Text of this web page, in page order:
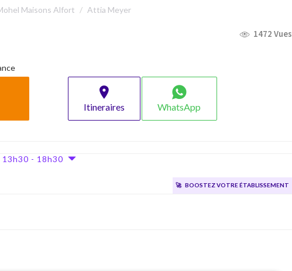
Maisons Alfort Attia Meyer
1472 Vues
Itineraires WhatsApp
- 18h30
🚀 Boostez votre établissement